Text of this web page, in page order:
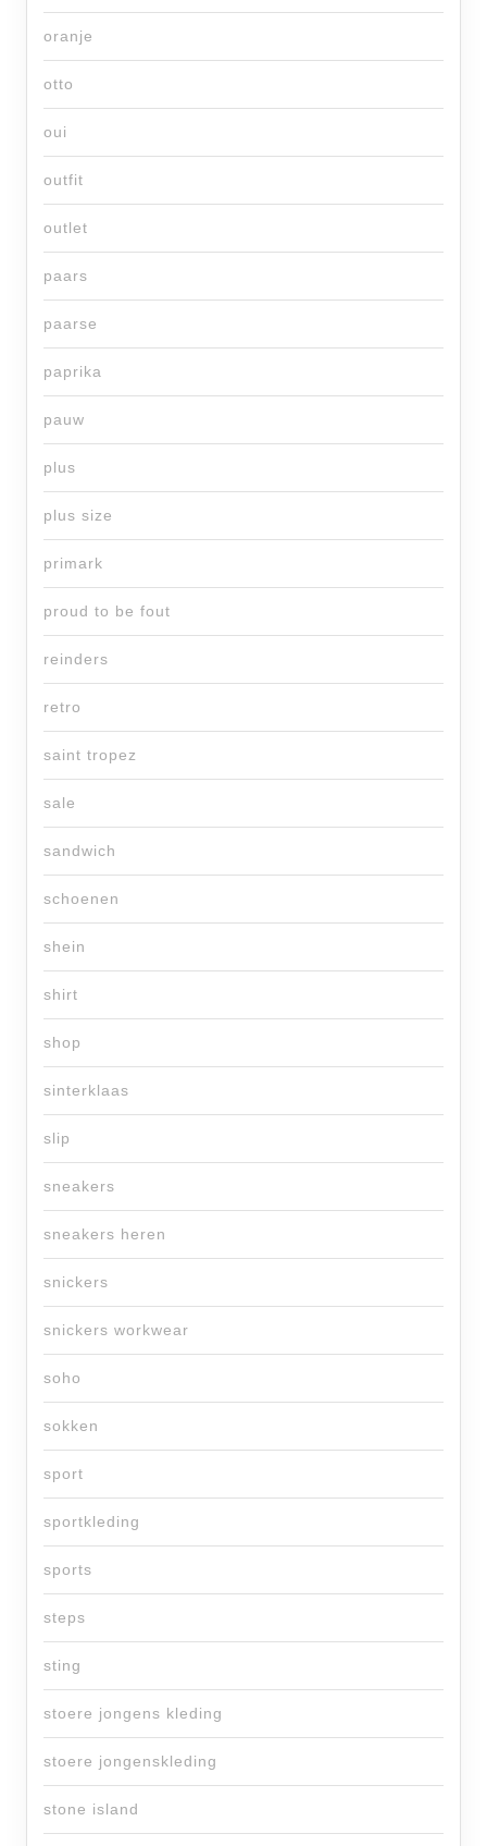
oranje
otto
oui
outfit
outlet
paars
paarse
paprika
pauw
plus
plus size
primark
proud to be fout
reinders
retro
saint tropez
sale
sandwich
schoenen
shein
shirt
shop
sinterklaas
slip
sneakers
sneakers heren
snickers
snickers workwear
soho
sokken
sport
sportkleding
sports
steps
sting
stoere jongens kleding
stoere jongenskleding
stone island